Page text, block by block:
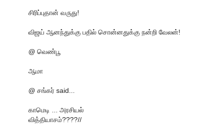
சிரிப்புதான் வருது!
விஜய் ஆனந்துக்கு பதில் சொன்னதுக்கு நன்றி வேலன்!
@ வெண்பூ
ஆமா
@ சங்கர் said...
காமெடி ... அரசியல்
வித்தியாசம்????//